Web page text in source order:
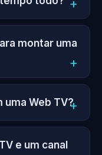
montar uma
uma Web TV?
e um canal